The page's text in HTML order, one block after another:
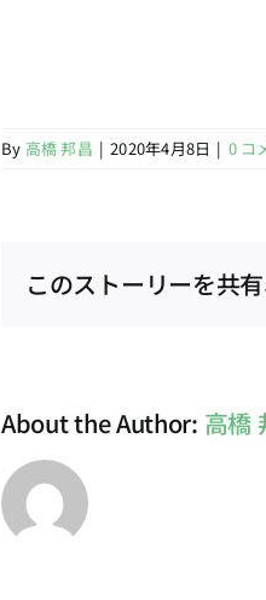
By 高橋 邦昌 | 2020年4月8日 | 0 コ
このストーリーを共
About the Author: 高橋